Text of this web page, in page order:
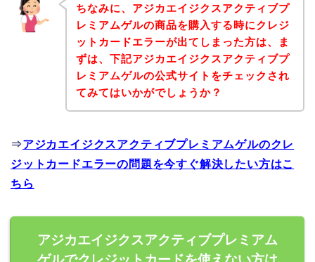
ちなみに、アジカエイジクスアクティブプ
レミアムゲルの商品を購入する時にクレジ
ットカードエラーが出てしまった方は、ま
ずは、下記アジカエイジクスアクティブプ
レミアムゲルの公式サイトをチェックされ
てみてはいかがでしょうか？
⇒アジカエイジクスアクティブプレミアムゲルのクレ
ジットカードエラーの問題を今すぐ解決したい方はこ
ちら
アジカエイジクスアクティブプレミアム